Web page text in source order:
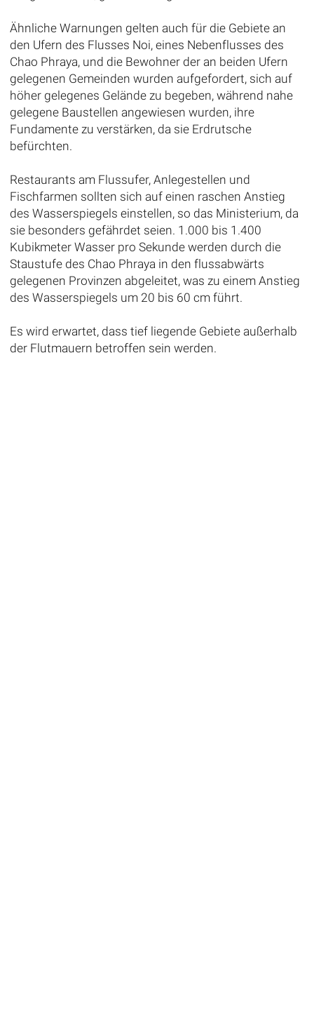
Ähnliche Warnungen gelten auch für die Gebiete an
den Ufern des Flusses Noi, eines Nebenflusses des
Chao Phraya, und die Bewohner der an beiden Ufern
gelegenen Gemeinden wurden aufgefordert, sich auf
höher gelegenes Gelände zu begeben, während nahe
gelegene Baustellen angewiesen wurden, ihre
Fundamente zu verstärken, da sie Erdrutsche
befürchten.
Restaurants am Flussufer, Anlegestellen und
Fischfarmen sollten sich auf einen raschen Anstieg
des Wasserspiegels einstellen, so das Ministerium, da
sie besonders gefährdet seien. 1.000 bis 1.400
Kubikmeter Wasser pro Sekunde werden durch die
Staustufe des Chao Phraya in den flussabwärts
gelegenen Provinzen abgeleitet, was zu einem Anstieg
des Wasserspiegels um 20 bis 60 cm führt.
Es wird erwartet, dass tief liegende Gebiete außerhalb
der Flutmauern betroffen sein werden.